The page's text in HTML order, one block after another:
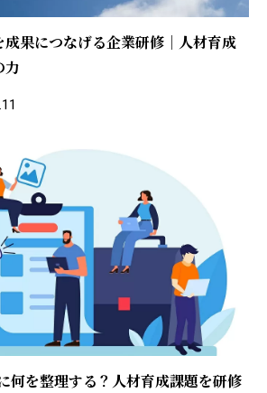
果につなげる企業研修｜人材育成
力
何を整理する？人材育成課題を研修